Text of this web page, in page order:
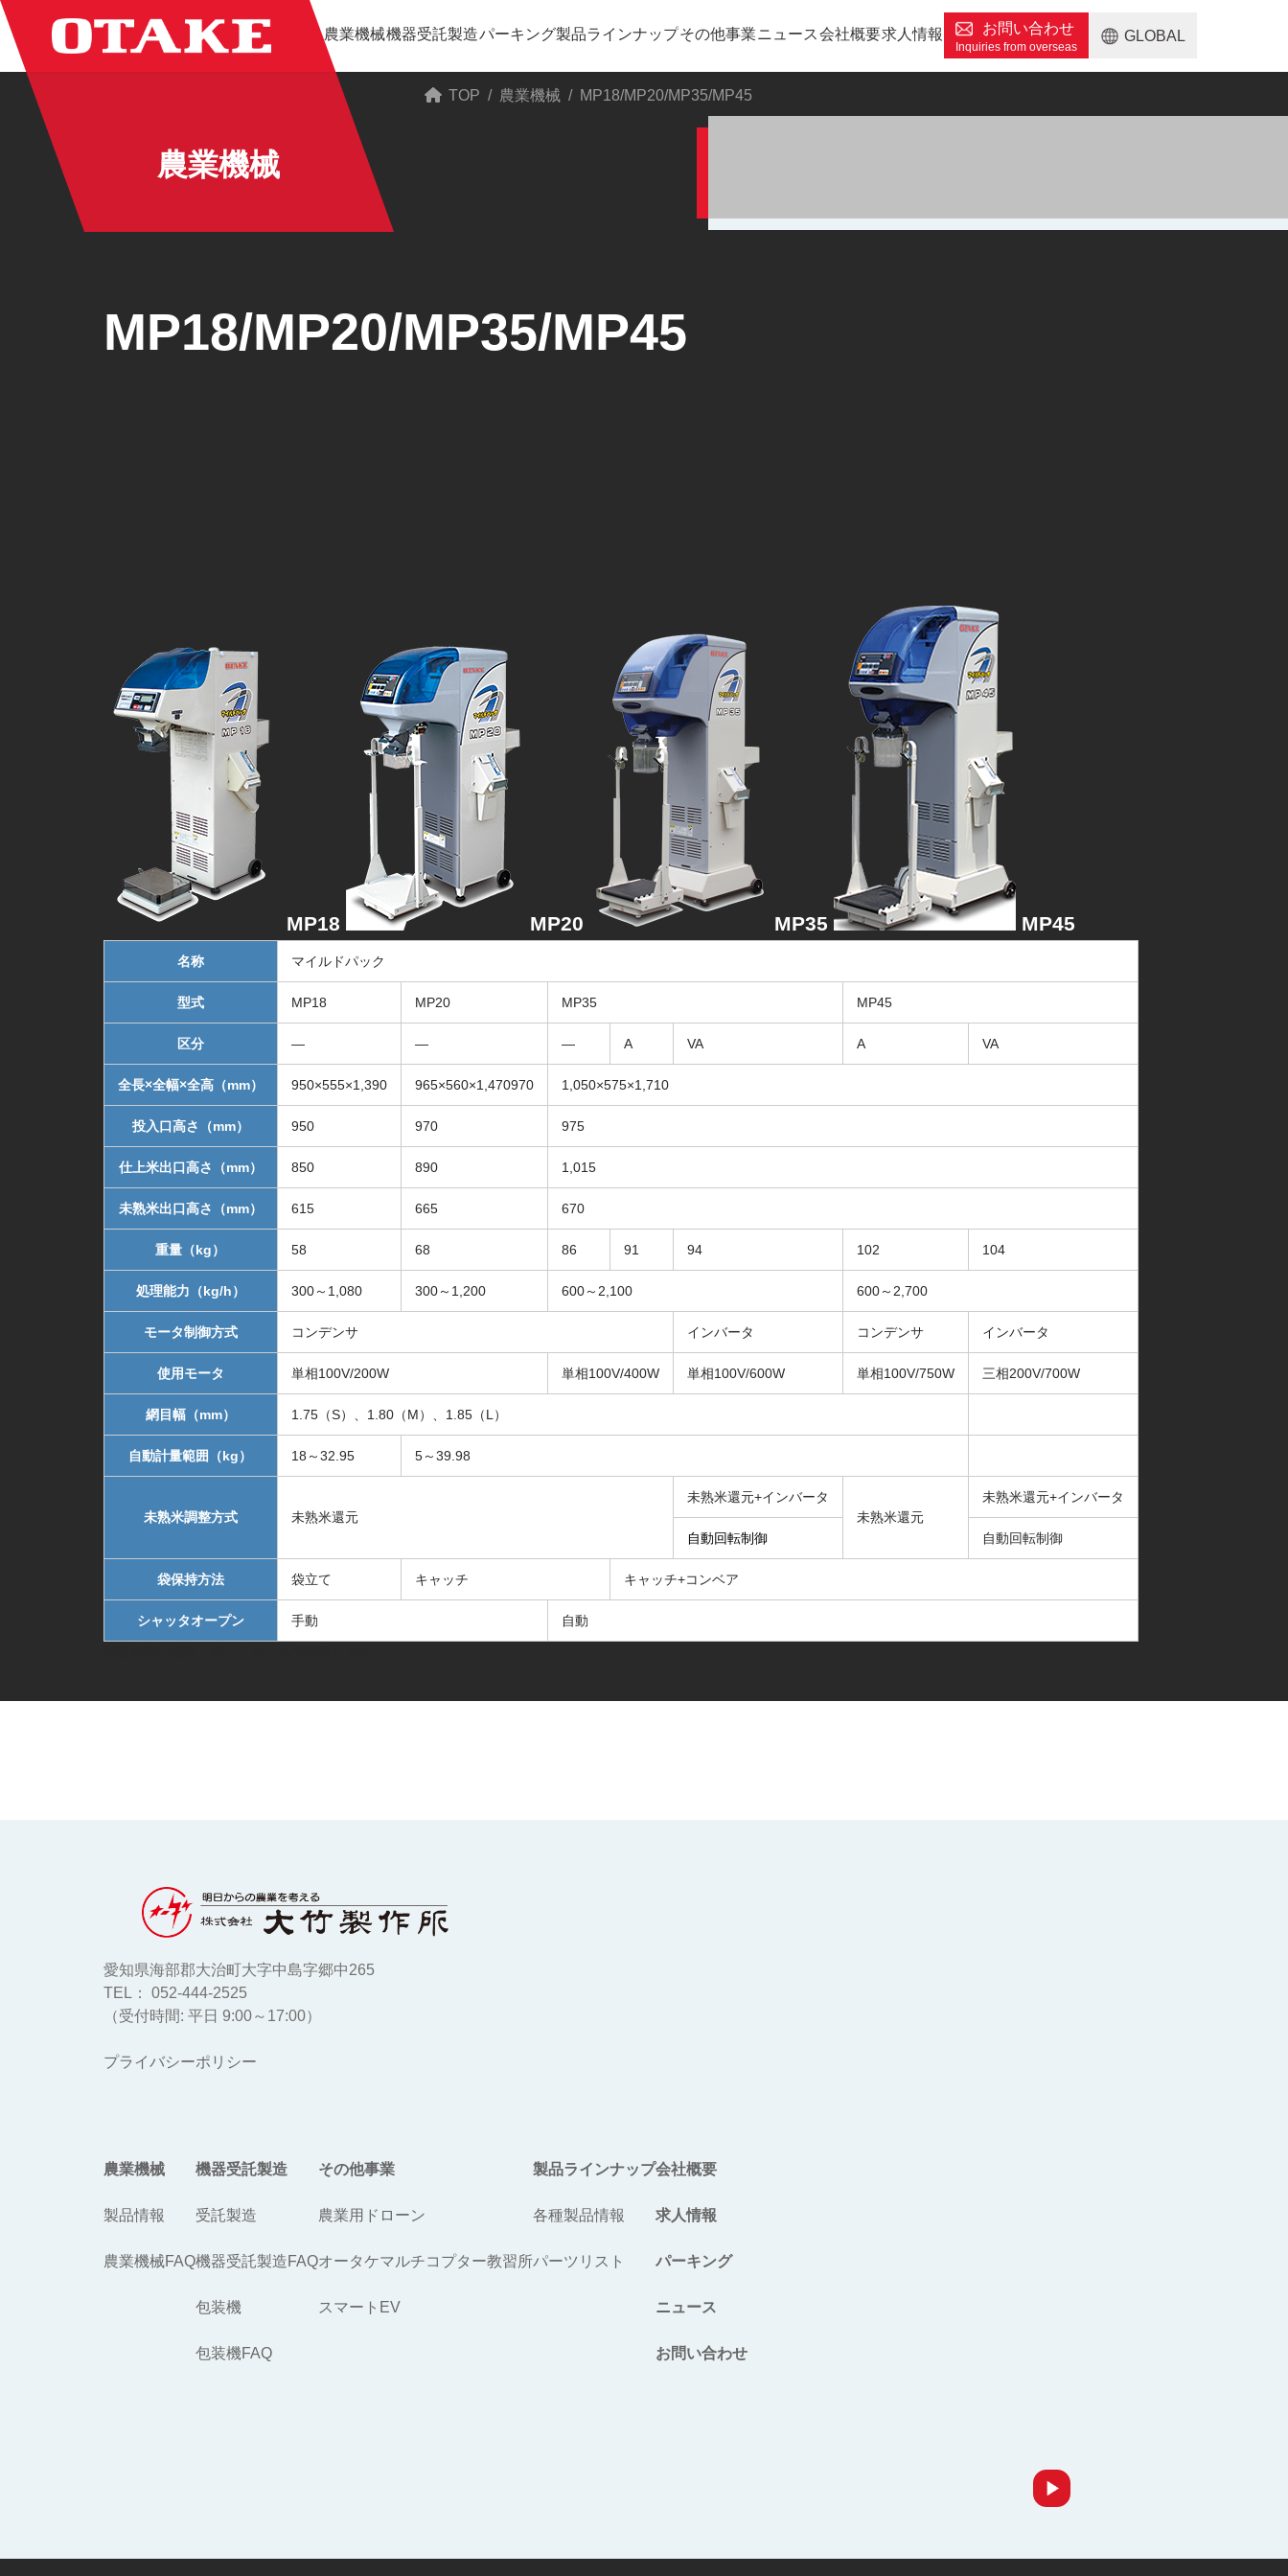
コ
ン
ナ
ビ
農業機械機器受託製造パーキング製品ラインナップその他事業ニュース会社概要求人情報 お問い合わせ GLOBAL
TOP 農業機械 MP18/MP20/MP35/MP45
農業機械
MP18/MP20/MP35/MP45
MP18 MP20 MP35 MP45
名称 マイルドパック
型式 MP18 MP20 MP35 MP45
区分 ― ― ― A VA A VA
全長×全幅×全高（mm） 950×555×1,390 965×560×1,470970 1,050×575×1,710
投入口高さ（mm） 950 970 975
仕上米出口高さ（mm） 850 890 1,015
未熟米出口高さ（mm） 615 665 670
重量（kg） 58 68 86 91 94 102 104
処理能力（kg/h） 300～1,080 300～1,200 600～2,100 600～2,700
モータ制御方式 コンデンサ インバータ コンデンサ インバータ
使用モータ 単相100V/200W 単相100V/400W 単相100V/600W 単相100V/750W 三相200V/700W
網目幅（mm） 1.75（S）、1.80（M）、1.85（L）
自動計量範囲（kg） 18～32.95 5～39.98
未熟米調整方式 未熟米還元
未熟米還元+インバータ
未熟米還元
未熟米還元+インバータ
自動回転制御 自動回転制御
袋保持方法 袋立て キャッチ キャッチ+コンベア
シャッタオープン 手動 自動
愛知県海部郡大治町大字中島字郷中265
TEL： 052-444-2525
（受付時間: 平日 9:00～17:00）
プライバシーポリシー
農業機械
製品情報
農業機械FAQ
機器受託製造
受託製造
機器受託製造FAQ
包装機
包装機FAQ
その他事業
農業用ドローン
オータケマルチコプター教習所
スマートEV
製品ラインナップ
各種製品情報
パーツリスト
会社概要
求人情報
パーキング
ニュース
お問い合わせ